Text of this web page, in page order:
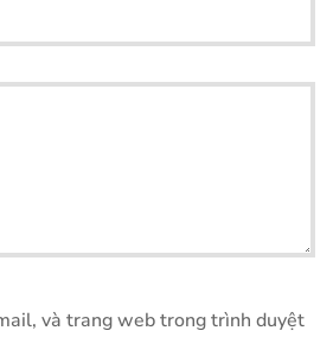
và trang web trong trình duyệt